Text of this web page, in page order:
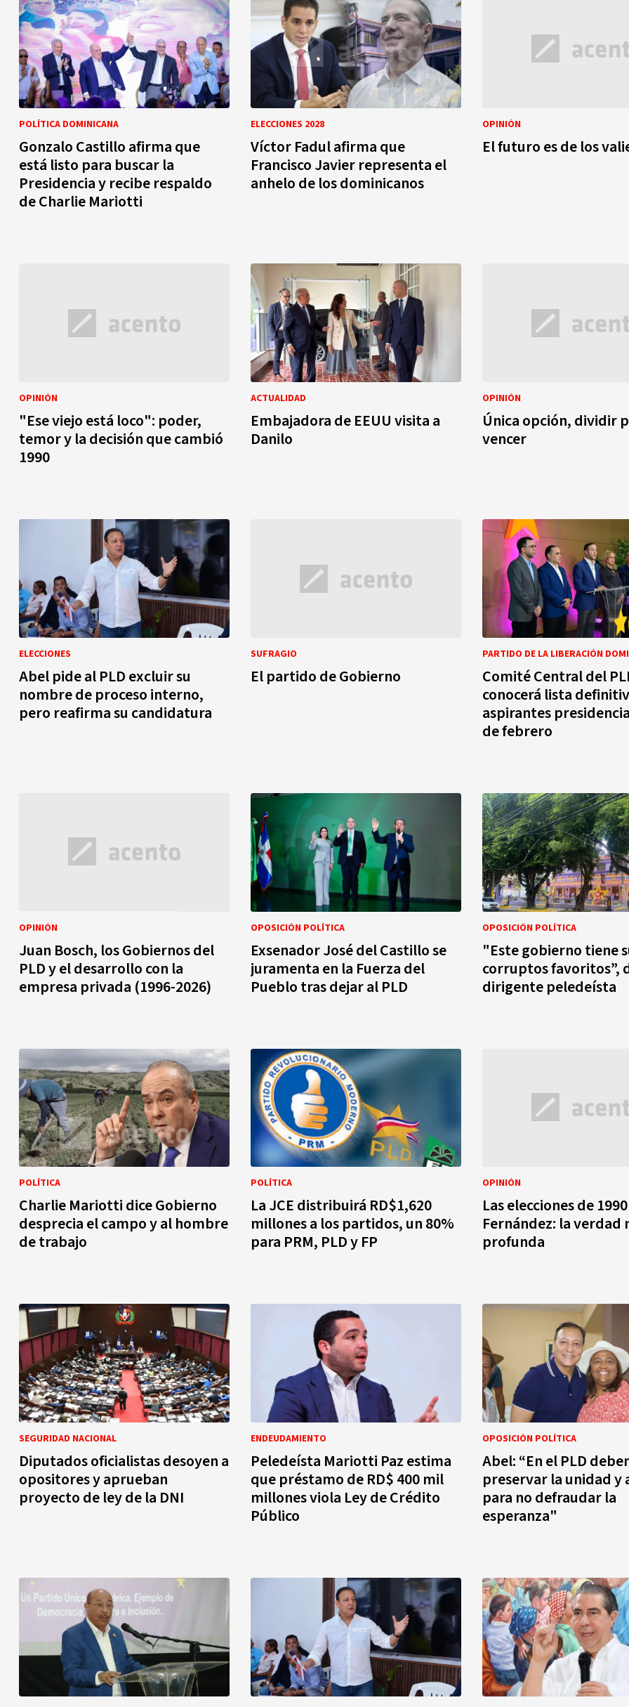
POLÍTICA DOMINICANA
Gonzalo Castillo afirma que
está listo para buscar la
Presidencia y recibe respaldo
de Charlie Mariotti
ELECCIONES 2028
Víctor Fadul afirma que
Francisco Javier representa el
anhelo de los dominicanos
OPINIÓN
El futuro es de los
OPINIÓN
"Ese viejo está loco": poder,
temor y la decisión que cambió
1990
ACTUALIDAD
Embajadora de EEUU visita a
Danilo
OPINIÓN
Única opción, dividir
vencer
ELECCIONES
Abel pide al PLD excluir su
nombre de proceso interno,
pero reafirma su candidatura
SUFRAGIO
El partido de Gobierno
PARTIDO DE LA LIBERACIÓN
Comité Central del
conocerá lista
aspirantes
de febrero
OPINIÓN
Juan Bosch, los Gobiernos del
PLD y el desarrollo con la
empresa privada (1996-2026)
OPOSICIÓN POLÍTICA
Exsenador José del Castillo se
juramenta en la Fuerza del
Pueblo tras dejar al PLD
OPOSICIÓN POLÍTICA
"Este gobierno tiene
corruptos favoritos”,
dirigente peledeísta
POLÍTICA
Charlie Mariotti dice Gobierno
desprecia el campo y al hombre
de trabajo
POLÍTICA
La JCE distribuirá RD$1,620
millones a los partidos, un 80%
para PRM, PLD y FP
OPINIÓN
Las elecciones de
Fernández: la verdad
profunda
SEGURIDAD NACIONAL
Diputados oficialistas desoyen a
opositores y aprueban
proyecto de ley de la DNI
ENDEUDAMIENTO
Peledeísta Mariotti Paz estima
que préstamo de RD$ 400 mil
millones viola Ley de Crédito
Público
OPOSICIÓN POLÍTICA
Abel: “En el PLD
preservar la unidad y
para no defraudar la
esperanza"